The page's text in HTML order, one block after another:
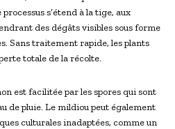
s’étend à la tige, aux
des dégâts visibles sous forme
Sans traitement rapide, les plants
totale de la récolte.
est facilitée par les spores qui sont
de pluie. Le mildiou peut également
culturales inadaptées, comme un